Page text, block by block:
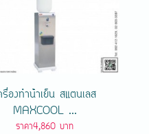
รื่องทําน้ําเย็น สแตนเลส
MAXCOOL ...
ราคา4,860 บาท